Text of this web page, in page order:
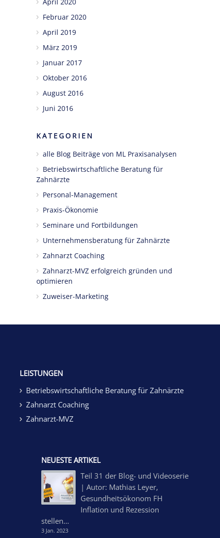
Februar 2020
April 2019
März 2019
Januar 2017
Oktober 2016
August 2016
Juni 2016
KATEGORIEN
alle Blog Beiträge von ML Praxisanalysen
Betriebswirtschaftliche Beratung für
Zahnärzte
Personal-Management
Praxis-Ökonomie
Seminare und Fortbildungen
Unternehmensberatung für Zahnärzte
Zahnarzt Coaching
Zahnarzt-MVZ erfolgreich gründen und
optimieren
Zuweiser-Marketing
LEISTUNGEN
Betriebswirtschaftliche Beratung für Zahnärzte
Zahnarzt Coaching
Zahnarzt-MVZ
NEUESTE ARTIKEL
Teil 31 der Blog- und Videoserie
| Autor: Mathias Leyer,
Gesundheitsökonom FH
Inflation und Rezession
stellen…
3 Jan. 2023